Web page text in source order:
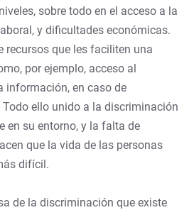
sobre todo en el acceso a la
y dificultades económicas.
recursos que les faciliten una
por ejemplo, acceso al
información, en caso de
ello unido a la discriminación
en su entorno, y la falta de
que la vida de las personas
difícil.
de la discriminación que existe